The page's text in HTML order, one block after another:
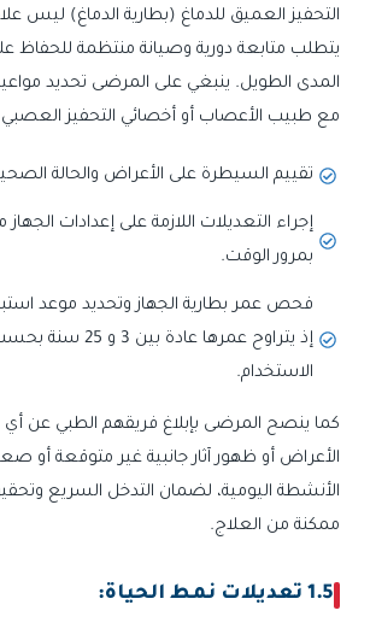
التحفيز العميق للدماغ (بطارية الدماغ) ليس
يتطلب متابعة دورية وصيانة منتظمة للحفاظ
المدى الطويل. ينبغي على المرضى تحديد
مع طبيب الأعصاب أو أخصائي التحفيز
تقييم السيطرة على الأعراض والحالة
إجراء التعديلات اللازمة على إعدادات
بمرور الوقت.
فحص عمر بطارية الجهاز وتحديد موعد
إذ يتراوح عمرها عادة
الاستخدام.
كما ينصح المرضى بإبلاغ فريقهم الطبي عن
الأعراض أو ظهور آثار جانبية غير متوقعة أو
الأنشطة اليومية، لضمان التدخل السريع
ممكنة من العلاج.
1.5 تعديلات نمط الحياة: